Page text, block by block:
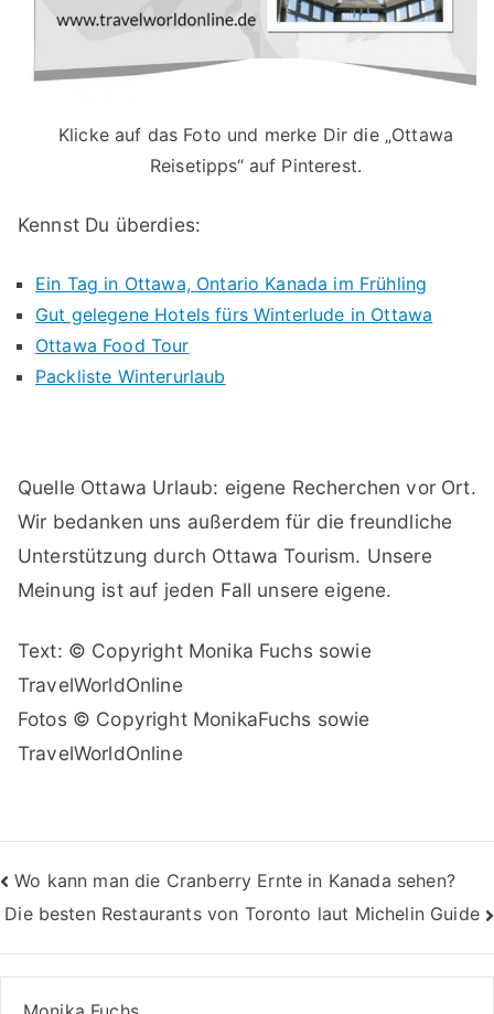
Klicke auf das Foto und merke Dir die „Ottawa
Reisetipps“ auf Pinterest.
Kennst Du überdies:
Ein Tag in Ottawa, Ontario Kanada im Frühling
Gut gelegene Hotels fürs Winterlude in Ottawa
Ottawa Food Tour
Packliste Winterurlaub
Quelle Ottawa Urlaub: eigene Recherchen vor Ort.
Wir bedanken uns außerdem für die freundliche
Unterstützung durch Ottawa Tourism. Unsere
Meinung ist auf jeden Fall unsere eigene.
Text: © Copyright Monika Fuchs sowie
TravelWorldOnline
Fotos © Copyright MonikaFuchs sowie
TravelWorldOnline
Beitragsnavigation
Wo kann man die Cranberry Ernte in Kanada sehen?
Die besten Restaurants von Toronto laut Michelin Guide